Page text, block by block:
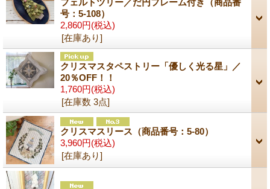
号：5-108）
2,860円(税込)
[在庫あり]
クリスマスタペストリー「優しく光る星」／
20％OFF！！
1,760円(税込)
[在庫数 3点]
クリスマスリース（商品番号：5-80）
3,960円(税込)
[在庫あり]